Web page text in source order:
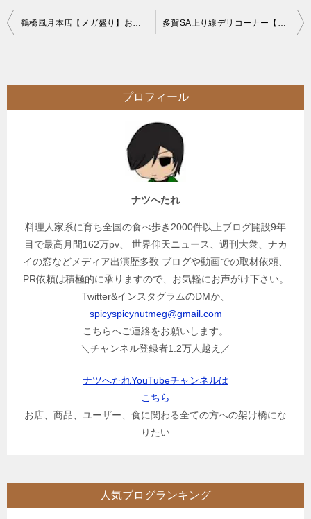
投
ビ
ゲ
鶴橋風月本店【メガ盛り】お得な大盛りメニュー旨い大阪のお好み焼きチェーン 多賀SA上り線デリコーナー【大食い】高速SAのメガ盛りコーナー巨大デカ盛りメロンパン
プロフィール
ナツへたれ
料理人家系に育ち全国の食べ歩き2000件以上ブログ開設9年
目で最高月間162万pv、 世界仰天ニュース、週刊大衆、ナカ
イの窓などメディア出演歴多数 ブログや動画での取材依頼、
PR依頼は積極的に承りますので、お気軽にお声がけ下さい。
Twitter&インスタグラムのDMか、
spicyspicynutmeg@gmail.com
こちらへご連絡をお願いします。
＼チャンネル登録者1.2万人越え／
ナツへたれYouTubeチャンネルは
こちら
お店、商品、ユーザー、食に関わる全ての方への架け橋にな
りたい
人気ブログランキング